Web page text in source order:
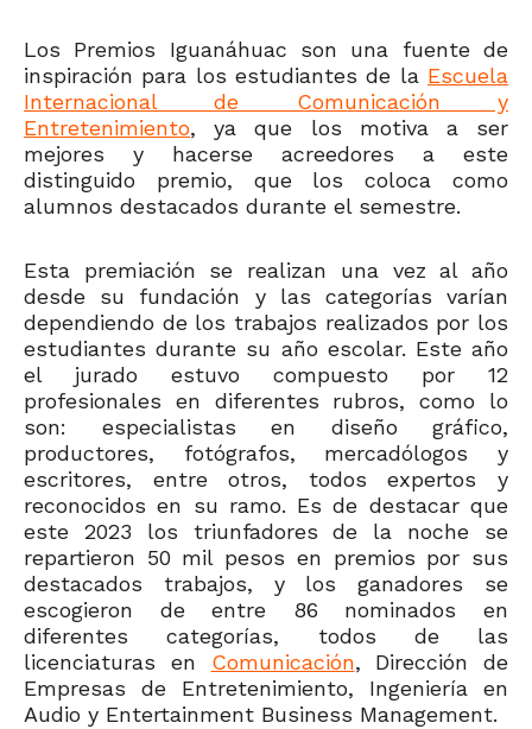
Los Premios Iguanáhuac son una fuente de
inspiración para los estudiantes de la Escuela
Internacional de Comunicación y
Entretenimiento, ya que los motiva a ser
mejores y hacerse acreedores a este
distinguido premio, que los coloca como
alumnos destacados durante el semestre.
Esta premiación se realizan una vez al año
desde su fundación y las categorías varían
dependiendo de los trabajos realizados por los
estudiantes durante su año escolar. Este año
el jurado estuvo compuesto por 12
profesionales en diferentes rubros, como lo
son: especialistas en diseño gráfico,
productores, fotógrafos, mercadólogos y
escritores, entre otros, todos expertos y
reconocidos en su ramo. Es de destacar que
este 2023 los triunfadores de la noche se
repartieron 50 mil pesos en premios por sus
destacados trabajos, y los ganadores se
escogieron de entre 86 nominados en
diferentes categorías, todos de las
licenciaturas en Comunicación, Dirección de
Empresas de Entretenimiento, Ingeniería en
Audio y Entertainment Business Management.